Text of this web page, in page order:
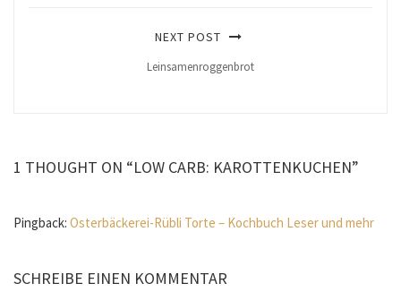
NEXT POST
Leinsamenroggenbrot
1 THOUGHT ON “LOW CARB: KAROTTENKUCHEN”
Pingback: Osterbäckerei-Rübli Torte – Kochbuch Leser und mehr
SCHREIBE EINEN KOMMENTAR